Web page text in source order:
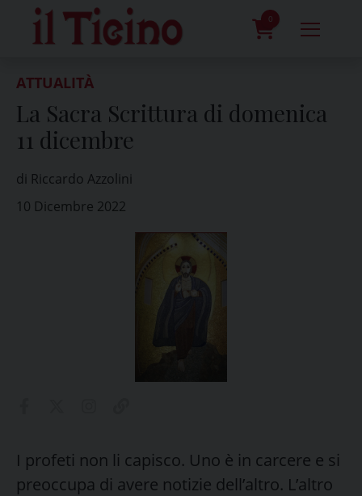
content
0
ATTUALITÀ
La Sacra Scrittura di domenica
11 dicembre
di Riccardo Azzolini
10 Dicembre 2022
I profeti non li capisco. Uno è in carcere e si
preoccupa di avere notizie dell’altro. L’altro